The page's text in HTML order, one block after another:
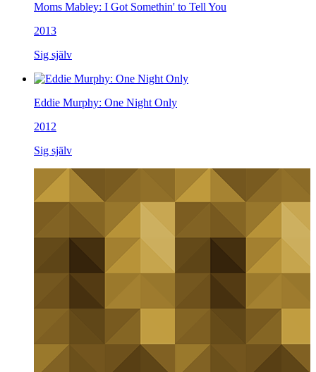
Moms Mabley: I Got Somethin' to Tell You
2013
Sig själv
Eddie Murphy: One Night Only
2012
Sig själv